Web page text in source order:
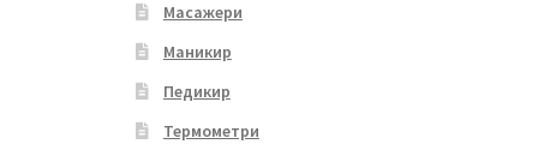
Масажери
Маникир
Педикир
Термометри